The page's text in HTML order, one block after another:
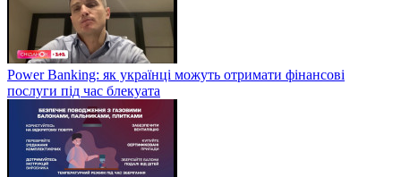
Power Banking: як українці можуть отримати фінансові
послуги під час блекуата